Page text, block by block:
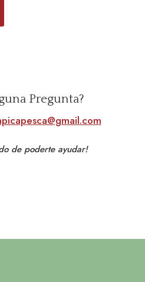
Pregunta?
de poderte ayudar!